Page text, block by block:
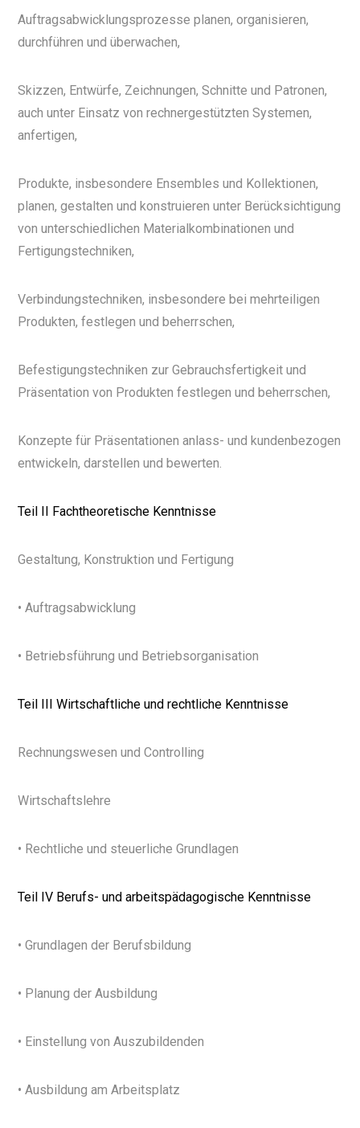
Auftragsabwicklungsprozesse planen, organisieren,
durchführen und überwachen,
Skizzen, Entwürfe, Zeichnungen, Schnitte und Patronen,
auch unter Einsatz von rechnergestützten Systemen,
anfertigen,
Produkte, insbesondere Ensembles und Kollektionen,
planen, gestalten und konstruieren unter Berücksichtigung
von unterschiedlichen Materialkombinationen und
Fertigungstechniken,
Verbindungstechniken, insbesondere bei mehrteiligen
Produkten, festlegen und beherrschen,
Befestigungstechniken zur Gebrauchsfertigkeit und
Präsentation von Produkten festlegen und beherrschen,
Konzepte für Präsentationen anlass- und kundenbezogen
entwickeln, darstellen und bewerten.
Teil II Fachtheoretische Kenntnisse
Gestaltung, Konstruktion und Fertigung
• Auftragsabwicklung
• Betriebsführung und Betriebsorganisation
Teil III Wirtschaftliche und rechtliche Kenntnisse
Rechnungswesen und Controlling
Wirtschaftslehre
• Rechtliche und steuerliche Grundlagen
Teil IV Berufs- und arbeitspädagogische Kenntnisse
• Grundlagen der Berufsbildung
• Planung der Ausbildung
• Einstellung von Auszubildenden
• Ausbildung am Arbeitsplatz